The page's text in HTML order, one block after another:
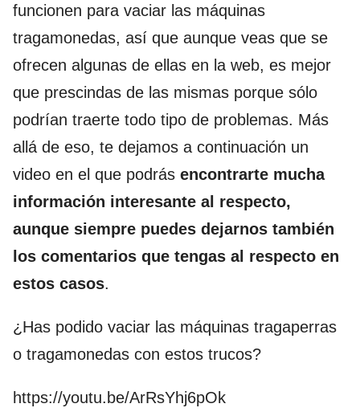
funcionen para vaciar las máquinas
tragamonedas, así que aunque veas que se
ofrecen algunas de ellas en la web, es mejor
que prescindas de las mismas porque sólo
podrían traerte todo tipo de problemas. Más
allá de eso, te dejamos a continuación un
video en el que podrás encontrarte mucha
información interesante al respecto,
aunque siempre puedes dejarnos también
los comentarios que tengas al respecto en
estos casos.
¿Has podido vaciar las máquinas tragaperras
o tragamonedas con estos trucos?
https://youtu.be/ArRsYhj6pOk